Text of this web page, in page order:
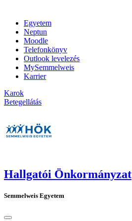
Egyetem
Neptun
Moodle
Telefonkönyv
Outlook levelezés
MySemmelweis
Karrier
Karok
Betegellátás
Hallgatói Önkormányzat
Semmelweis Egyetem